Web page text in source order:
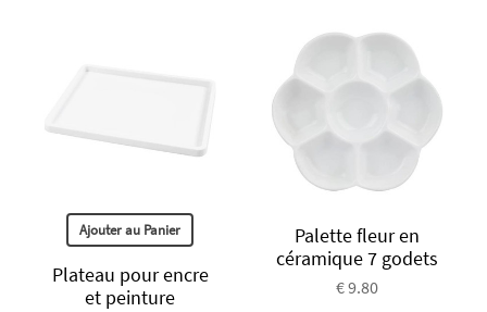
Ajouter au Panier
Plateau pour encre
et peinture
Palette fleur en
céramique 7 godets
€ 9.80